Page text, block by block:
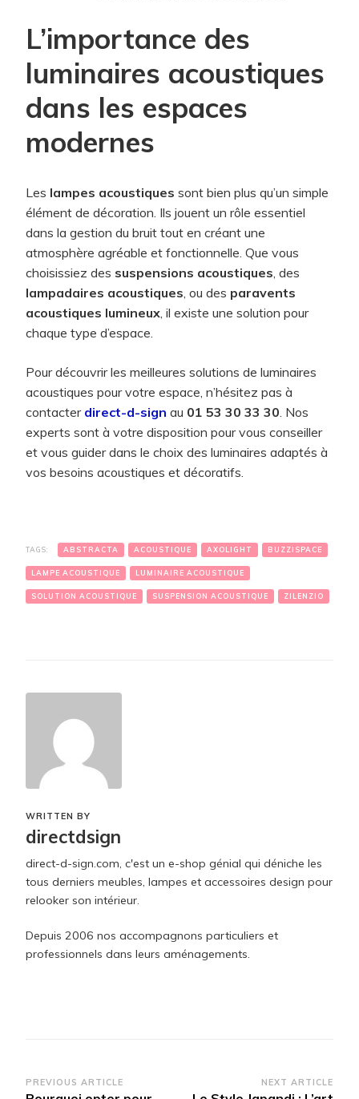
L’importance des
luminaires acoustiques
dans les espaces
modernes
Les lampes acoustiques sont bien plus qu’un simple
élément de décoration. Ils jouent un rôle essentiel
dans la gestion du bruit tout en créant une
atmosphère agréable et fonctionnelle. Que vous
choisissiez des suspensions acoustiques, des
lampadaires acoustiques, ou des paravents
acoustiques lumineux, il existe une solution pour
chaque type d’espace.
Pour découvrir les meilleures solutions de luminaires
acoustiques pour votre espace, n’hésitez pas à
contacter direct-d-sign au 01 53 30 33 30. Nos
experts sont à votre disposition pour vous conseiller
et vous guider dans le choix des luminaires adaptés à
vos besoins acoustiques et décoratifs.
TAGS: ABSTRACTA ACOUSTIQUE AXOLIGHT BUZZISPACE
LAMPE ACOUSTIQUE LUMINAIRE ACOUSTIQUE
SOLUTION ACOUSTIQUE SUSPENSION ACOUSTIQUE ZILENZIO
WRITTEN BY
directdsign
direct-d-sign.com, c'est un e-shop génial qui déniche les
tous derniers meubles, lampes et accessoires design pour
relooker son intérieur.
Depuis 2006 nos accompagnons particuliers et
professionnels dans leurs aménagements.
Post
PREVIOUS ARTICLE NEXT ARTICLE